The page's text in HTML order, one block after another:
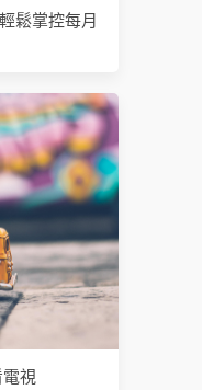
鬆掌控每月
視